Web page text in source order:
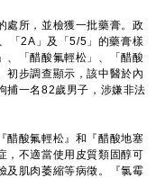
所，並檢獲一批藥膏。政
「2A」及「5/5」的藥膏樣
、「醋酸氟輕松」、「醋酸
初步調查顯示，該中醫於內
捕一名82歲男子，涉嫌非法
酸氟輕松』和『醋酸地塞
，不適當使用皮質類固醇可
及肌肉萎縮等病徵。『氯霉